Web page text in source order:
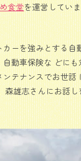
食堂を運営してい
ーを強みとする自
動車保険な どに
テナンスでお世話
雄志さんにお話